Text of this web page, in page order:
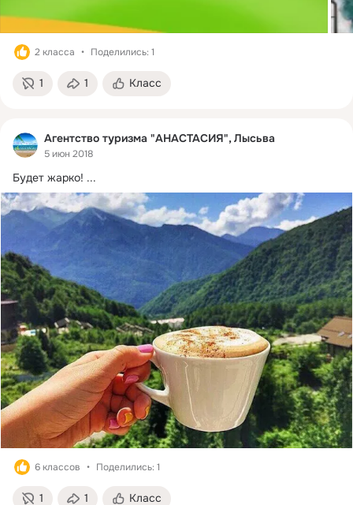
2 класса Поделились: 1
1 1 Класс
Агентство туризма "АНАСТАСИЯ", Лысьва
5 июн 2018
Будет жарко! ...
6 классов Поделились: 1
1 1 Класс